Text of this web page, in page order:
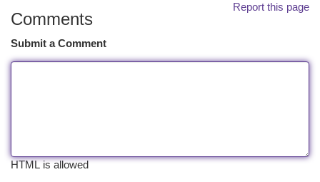
Report this page
Comments
Submit a Comment
HTML is allowed